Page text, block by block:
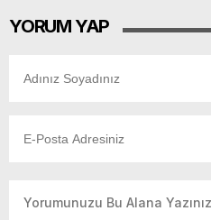
YORUM YAP